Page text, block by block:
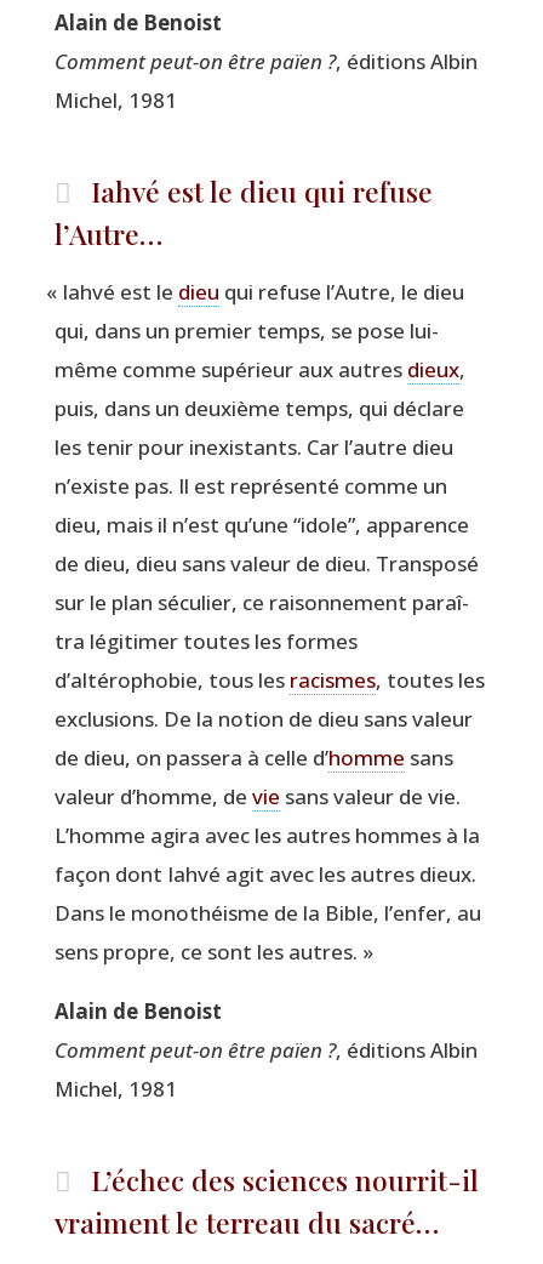
Alain de Benoist
Com­ment peut-on être païen ?, édi­tions Albin
Michel, 1981
Iahvé est le dieu qui refuse
l’Autre…
« Iah­vé est le dieu qui refuse l’Autre, le dieu
qui, dans un pre­mier temps, se pose lui-
même comme supé­rieur aux autres dieux,
puis, dans un deuxième temps, qui déclare
les tenir pour inexis­tants. Car l’autre dieu
n’existe pas. Il est repré­sen­té comme un
dieu, mais il n’est qu’une “idole”, appa­rence
de dieu, dieu sans valeur de dieu. Trans­po­sé
sur le plan sécu­lier, ce rai­son­ne­ment paraî­
tra légi­ti­mer toutes les formes
d’altérophobie, tous les racismes, toutes les
exclu­sions. De la notion de dieu sans valeur
de dieu, on pas­se­ra à celle d’homme sans
valeur d’homme, de vie sans valeur de vie.
L’homme agi­ra avec les autres hommes à la
façon dont Iah­vé agit avec les autres dieux.
Dans le mono­théisme de la Bible, l’enfer, au
sens propre, ce sont les autres. »
Alain de Benoist
Com­ment peut-on être païen ?, édi­tions Albin
Michel, 1981
L’échec des sciences nourrit-il
vraiment le terreau du sacré…